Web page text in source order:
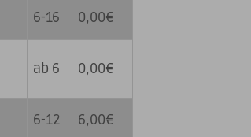
6-16 0,00€
ab 6 0,00€
6-12 6,00€